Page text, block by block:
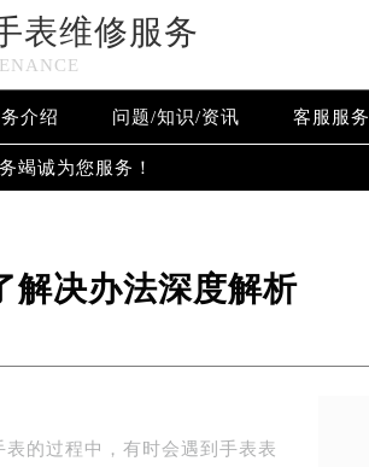
表维修服务
务介绍 问题/知识/资讯 客服服务
竭诚为您服务！
解决办法深度解析
表的过程中，有时会遇到手表表